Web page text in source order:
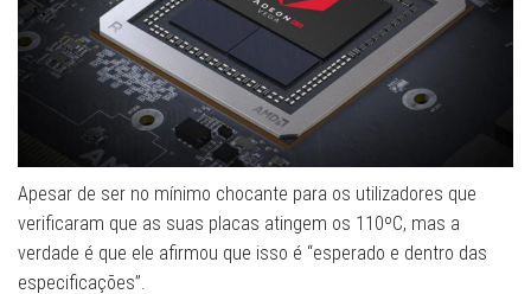
Apesar de ser no mínimo chocante para os utilizadores que
verificaram que as suas placas atingem os 110ºC, mas a
verdade é que ele afirmou que isso é “esperado e dentro das
especificações”.